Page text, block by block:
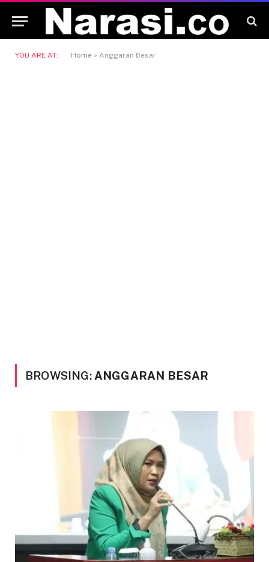
YOU ARE AT: Home » Anggaran Besar
BROWSING: ANGGARAN BESAR